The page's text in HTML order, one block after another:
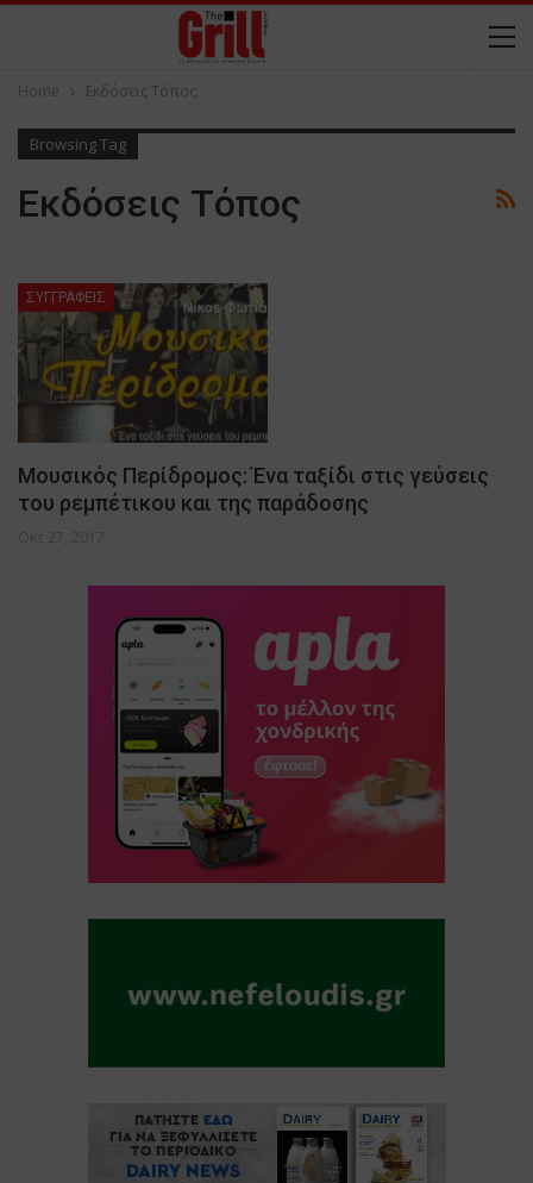
Home Εκδόσεις Τόπος
Browsing Tag
Εκδόσεις Τόπος
ΣΥΓΓΡΑΦΕΙΣ
Μουσικός Περίδρομος: Ένα ταξίδι στις γεύσεις
του ρεμπέτικου και της παράδοσης
Οκτ 27, 2017